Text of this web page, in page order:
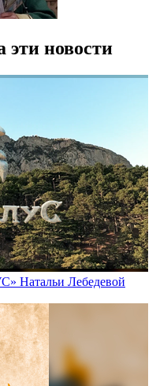
эти новости
Натальи Лебедевой